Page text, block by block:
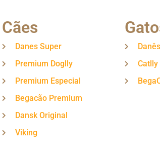
Cães
Danes Super
Premium Doglly
Premium Especial
Begacão Premium
Dansk Original
Viking
Catlly